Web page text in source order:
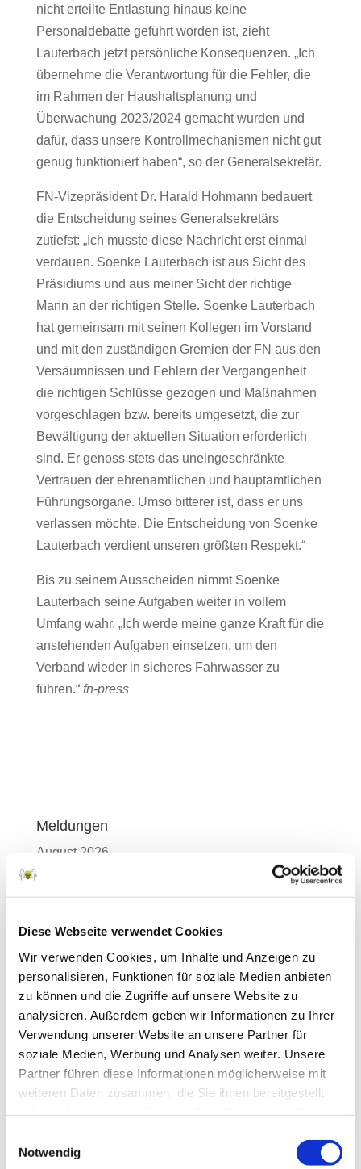
Diese Webseite verwendet Cookies
Wir verwenden Cookies, um Inhalte und Anzeigen zu
personalisieren, Funktionen für soziale Medien anbieten
zu können und die Zugriffe auf unsere Website zu
analysieren. Außerdem geben wir Informationen zu Ihrer
Verwendung unserer Website an unsere Partner für
soziale Medien, Werbung und Analysen weiter. Unsere
Partner führen diese Informationen möglicherweise mit
weiteren Daten zusammen, die Sie ihnen bereitgestellt
Notwendig
nicht erteilte Entlastung hinaus keine
Personaldebatte geführt worden ist, zieht
Lauterbach jetzt persönliche Konsequenzen. „Ich
übernehme die Verantwortung für die Fehler, die
im Rahmen der Haushaltsplanung und
Überwachung 2023/2024 gemacht wurden und
dafür, dass unsere Kontrollmechanismen nicht gut
genug funktioniert haben“, so der Generalsekretär.
FN-Vizepräsident Dr. Harald Hohmann bedauert
die Entscheidung seines Generalsekretärs
zutiefst: „Ich musste diese Nachricht erst einmal
verdauen. Soenke Lauterbach ist aus Sicht des
Präsidiums und aus meiner Sicht der richtige
Mann an der richtigen Stelle. Soenke Lauterbach
hat gemeinsam mit seinen Kollegen im Vorstand
und mit den zuständigen Gremien der FN aus den
Versäumnissen und Fehlern der Vergangenheit
die richtigen Schlüsse gezogen und Maßnahmen
vorgeschlagen bzw. bereits umgesetzt, die zur
Bewältigung der aktuellen Situation erforderlich
sind. Er genoss stets das uneingeschränkte
Vertrauen der ehrenamtlichen und hauptamtlichen
Führungsorgane. Umso bitterer ist, dass er uns
verlassen möchte. Die Entscheidung von Soenke
Lauterbach verdient unseren größten Respekt.“
Bis zu seinem Ausscheiden nimmt Soenke
Lauterbach seine Aufgaben weiter in vollem
Umfang wahr. „Ich werde meine ganze Kraft für die
anstehenden Aufgaben einsetzen, um den
Verband wieder in sicheres Fahrwasser zu
führen.“ fn-press
Meldungen
August 2026
Juli 2026
Mai 2026
April 2026
März 2026
Februar 2026
Januar 2026
Dezember 2025
September 2025